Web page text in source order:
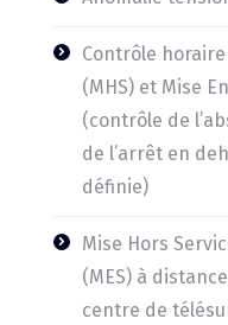
Contrôle horaire
(MHS) et Mise
(contrôle de
de l’arrêt en
définie)
Mise Hors
(MES) à
centre de